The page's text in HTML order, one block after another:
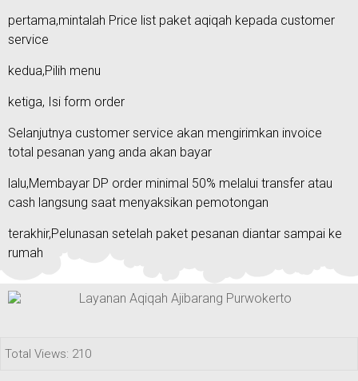
pertama,mintalah Price list paket aqiqah kepada customer
service
kedua,Pilih menu
ketiga, Isi form order
Selanjutnya customer service akan mengirimkan invoice
total pesanan yang anda akan bayar
lalu,Membayar DP order minimal 50% melalui transfer atau
cash langsung saat menyaksikan pemotongan
terakhir,Pelunasan setelah paket pesanan diantar sampai ke
rumah
Total Views: 210